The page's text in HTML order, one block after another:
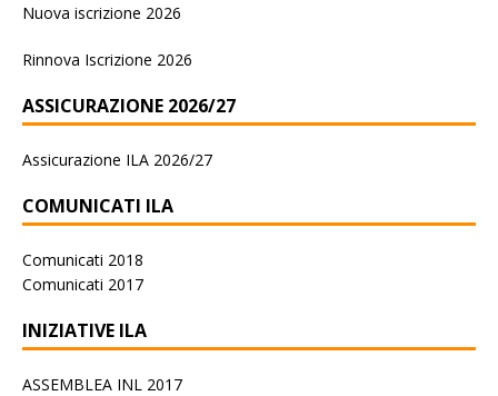
Nuova iscrizione 2026
Rinnova Iscrizione 2026
ASSICURAZIONE 2026/27
Assicurazione ILA 2026/27
COMUNICATI ILA
Comunicati 2018
Comunicati 2017
INIZIATIVE ILA
ASSEMBLEA INL 2017